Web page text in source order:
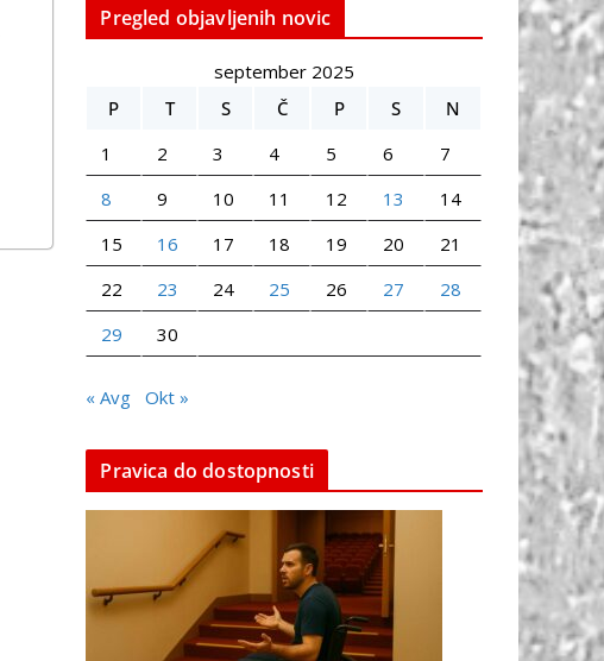
Pregled objavljenih novic
september 2025
P
T S Č P S
N
1
2 3 4 5 6
7
8
9 10 11 12 13
14
15
16 17 18 19 20
21
22
23 24 25 26 27
28
29
30
« Avg Okt »
Pravica do dostopnosti